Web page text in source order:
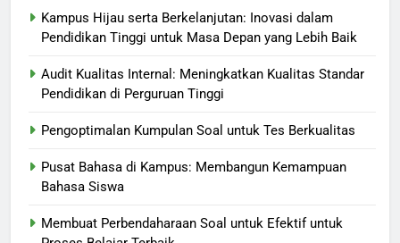
Kampus Hijau serta Berkelanjutan: Inovasi dalam
Pendidikan Tinggi untuk Masa Depan yang Lebih Baik
Audit Kualitas Internal: Meningkatkan Kualitas Standar
Pendidikan di Perguruan Tinggi
Pengoptimalan Kumpulan Soal untuk Tes Berkualitas
Pusat Bahasa di Kampus: Membangun Kemampuan
Bahasa Siswa
Membuat Perbendaharaan Soal untuk Efektif untuk